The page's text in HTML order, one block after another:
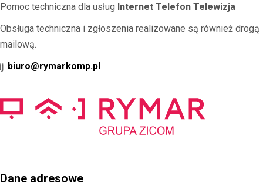
Pomoc techniczna dla usług Internet Telefon Telewizja
Obsługa techniczna i zgłoszenia realizowane są również drogą
mailową.
biuro@rymarkomp.pl
Dane adresowe